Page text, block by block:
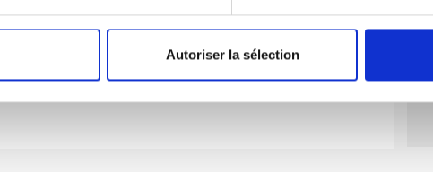
Autoriser la sélection